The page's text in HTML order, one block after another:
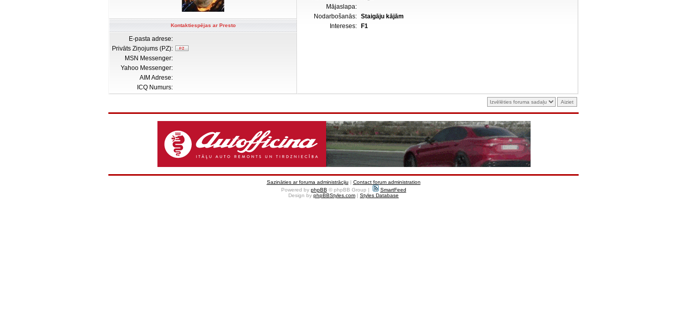
Mājaslapa:
Nodarbošanās: Staigāju kājām
Intereses:
F1
Kontaktiespējas ar Presto
E-pasta adrese:
Privāts Ziņojums (PZ):
MSN Messenger:
Yahoo Messenger:
AIM Adrese:
ICQ Numurs:
Sazināties ar foruma administrāciju | Contact forum administration
Powered by phpBB © phpBB Group |
SmartFeed
Design by phpBBStyles.com | Styles Database